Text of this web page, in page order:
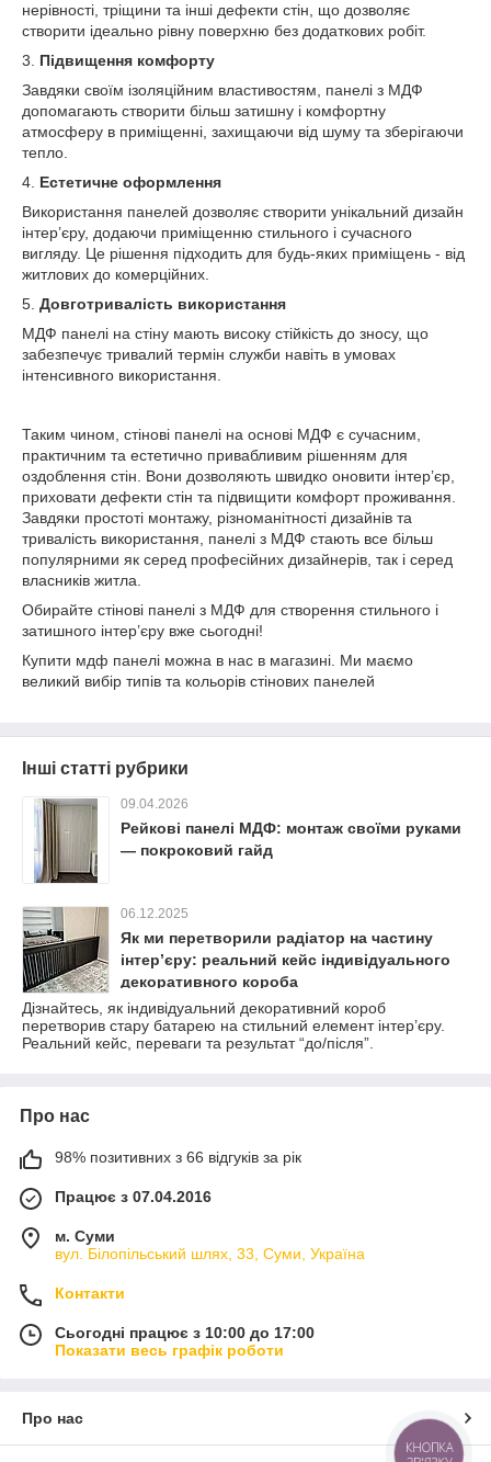
нерівності, тріщини та інші дефекти стін, що дозволяє
створити ідеально рівну поверхню без додаткових робіт.
3. Підвищення комфорту
Завдяки своїм ізоляційним властивостям, панелі з МДФ
допомагають створити більш затишну і комфортну
атмосферу в приміщенні, захищаючи від шуму та зберігаючи
тепло.
4. Естетичне оформлення
Використання панелей дозволяє створити унікальний дизайн
інтер’єру, додаючи приміщенню стильного і сучасного
вигляду. Це рішення підходить для будь-яких приміщень - від
житлових до комерційних.
5. Довготривалість використання
МДФ панелі на стіну мають високу стійкість до зносу, що
забезпечує тривалий термін служби навіть в умовах
інтенсивного використання.
Таким чином, стінові панелі на основі МДФ є сучасним,
практичним та естетично привабливим рішенням для
оздоблення стін. Вони дозволяють швидко оновити інтер’єр,
приховати дефекти стін та підвищити комфорт проживання.
Завдяки простоті монтажу, різноманітності дизайнів та
тривалість використання, панелі з МДФ стають все більш
популярними як серед професійних дизайнерів, так і серед
власників житла.
Обирайте стінові панелі з МДФ для створення стильного і
затишного інтер’єру вже сьогодні!
Купити мдф панелі можна в нас в магазині. Ми маємо
великий вибір типів та кольорів стінових панелей
Інші статті рубрики
09.04.2026
Рейкові панелі МДФ: монтаж своїми руками
— покроковий гайд
06.12.2025
Як ми перетворили радіатор на частину
інтер’єру: реальний кейс індивідуального
декоративного короба
Дізнайтесь, як індивідуальний декоративний короб
перетворив стару батарею на стильний елемент інтер’єру.
Реальний кейс, переваги та результат “до/після”.
Про нас
98% позитивних з 66 відгуків за рік
Працює з 07.04.2016
м. Суми
вул. Білопільський шлях, 33, Суми, Україна
Контакти
Сьогодні працює з 10:00 до 17:00
Показати весь графік роботи
Про нас
КНОПКА